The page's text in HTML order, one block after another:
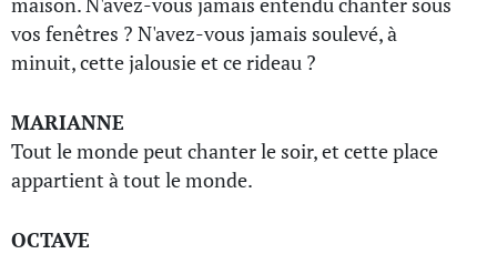
vos fenêtres ? N'avez-vous jamais soulevé, à
minuit, cette jalousie et ce rideau ?
MARIANNE
Tout le monde peut chanter le soir, et cette place
appartient à tout le monde.
OCTAVE